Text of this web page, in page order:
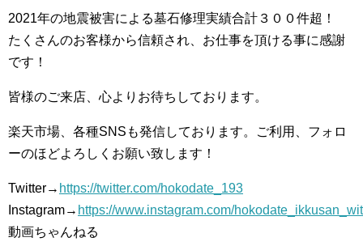
2021年の地震被害による墓石修理実績合計３００件超！
たくさんのお客様から信頼され、お仕事を頂ける事に感謝
です！
皆様のご来店、心よりお待ちしております。
楽天市場、各種SNSも発信しております。ご利用、フォロ
ーのほどよろしくお願い致します！
Twitter→ https://twitter.com/hokodate_193
Instagram→ https://www.instagram.com/
動画ちゃんねる